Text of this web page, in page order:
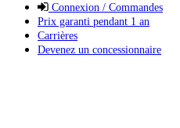
Connexion / Commandes
Prix garanti pendant 1 an
Carrières
Devenez un concessionnaire